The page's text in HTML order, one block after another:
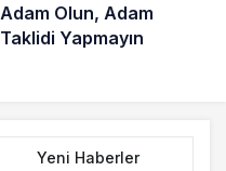
Adam Olun, Adam
Taklidi Yapmayın
Yeni Haberler